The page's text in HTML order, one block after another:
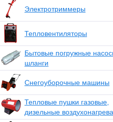
Электротриммеры
Тепловентиляторы
Бытовые погружные
шланги
Снегоуборочные машины
Тепловые пушки газовые,
дизельные